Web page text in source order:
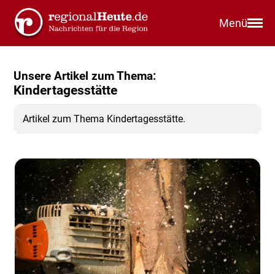
Menü
Unsere Artikel zum Thema:
Kindertagesstätte
Artikel zum Thema Kindertagesstätte.